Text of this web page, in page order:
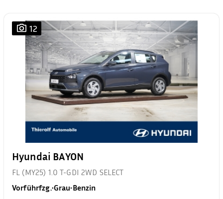
12
Hyundai BAYON
FL (MY25) 1.0 T-GDI 2WD SELECT
Vorführfzg.•Grau•Benzin